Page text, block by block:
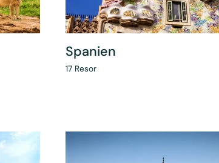
Spanien
17 Resor